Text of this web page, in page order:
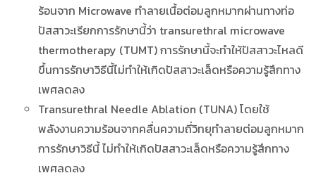
ร้อนจาก Microwave ทำลายเนื้อต่อมลูกหมากผ่านทางท่อ
ปัสสาวะเรียกการรักษานี้ว่า transurethral microwave
thermotherapy (TUMT) การรักษานี้จะทำให้ปัสสาวะไหลดี
ขึ้นการรักษาวิธีนี้ไม่ทำให้เกิดปัสสาวะเล็ดหรือความรู้สึกทาง
เพศลดลง
Transurethral Needle Ablation (TUNA) โดยใช้
พลังงานความร้อนจากคลื่นความถี่วิทยุทำลายต่อมลูกหมาก
การรักษาวิธีนี้ ไม่ทำให้เกิดปัสสาวะเล็ดหรือความรู้สึกทาง
เพศลดลง